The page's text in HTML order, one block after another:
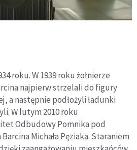
roku. W 1939 roku żołnierze
najpierw strzelali do figury
a następnie podłożyli ładunki
W lutym 2010 roku
Odbudowy Pomnika pod
Michała Pęziaka. Staraniem